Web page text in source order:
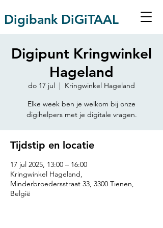
Digibank DiGiTAAL
Digipunt Kringwinkel
Hageland
do 17 jul
  |
Kringwinkel Hageland
Elke week ben je welkom bij onze
digihelpers met je digitale vragen.
Tijdstip en locatie
17 jul 2025, 13:00 – 16:00
Kringwinkel Hageland,
Minderbroedersstraat 33, 3300 Tienen,
België